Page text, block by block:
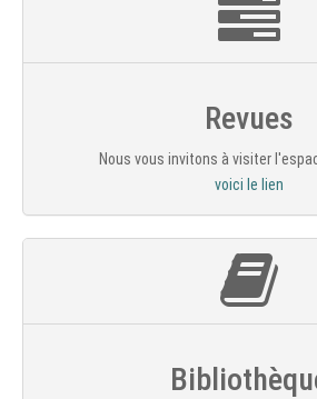
Revues
Nous vous invitons à visiter
voici le lien